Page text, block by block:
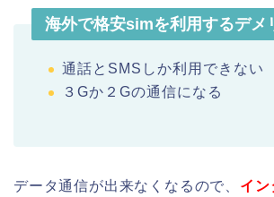
海外で格安simを利用するデメ
通話とSMSしか利用できない
３Gか２Gの通信になる
データ通信が出来なくなるので、 イン